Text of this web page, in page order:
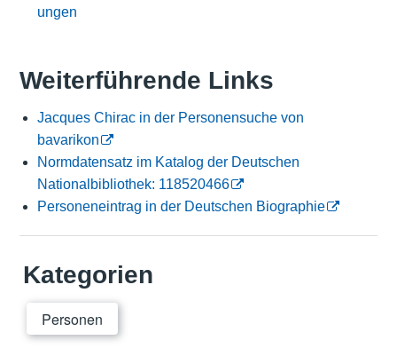
ungen
Weiterführende Links
Jacques Chirac in der Personensuche von
bavarikon
Normdatensatz im Katalog der Deutschen
Nationalbibliothek: 118520466
Personeneintrag in der Deutschen Biographie
Kategorien
Personen